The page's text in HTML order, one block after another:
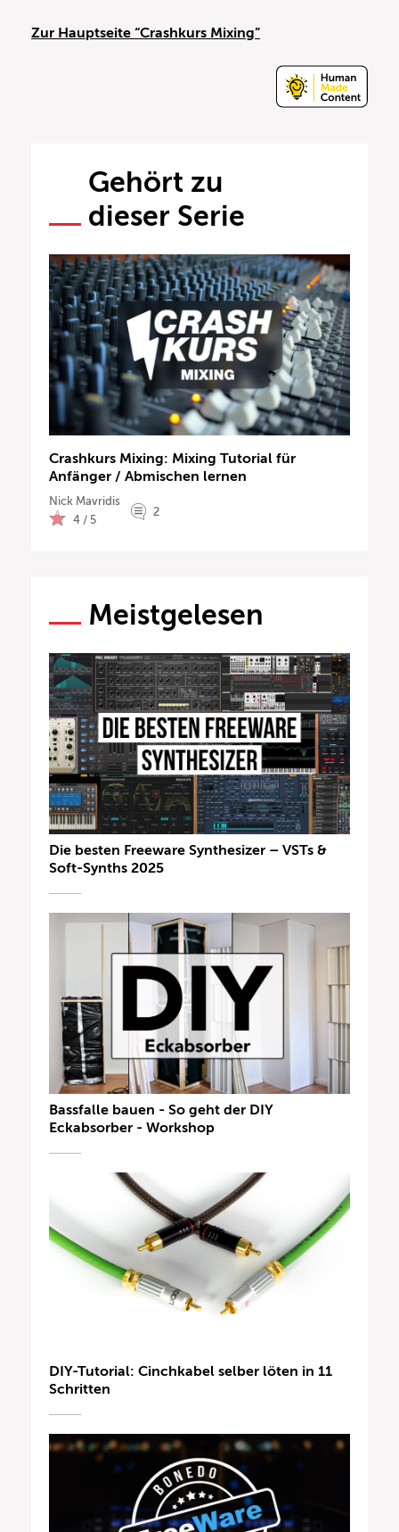
Zur Hauptseite “Crashkurs Mixing”
Gehört zu
dieser Serie
Crashkurs Mixing: Mixing Tutorial für
Anfänger / Abmischen lernen
Nick Mavridis
4 / 5
2
Meistgelesen
Die besten Freeware Synthesizer – VSTs &
Soft-Synths 2025
Bassfalle bauen - So geht der DIY
Eckabsorber - Workshop
DIY-Tutorial: Cinchkabel selber löten in 11
Schritten